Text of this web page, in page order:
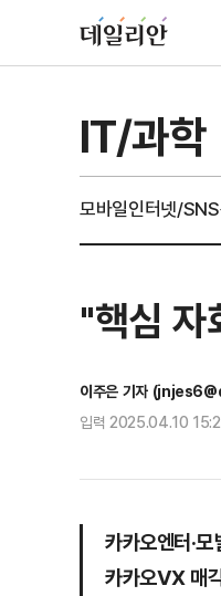
IT/과학
모바일인터넷/SNS
"핵심
이주은 기자
입력 2025.04.10
카카오엔터·
카카오VX 매